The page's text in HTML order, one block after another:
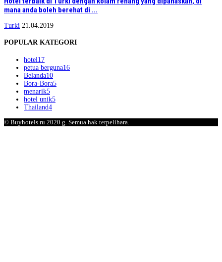
mana anda boleh berehat di ...
Turki 21.04.2019
POPULAR KATEGORI
hotel 17
petua berguna16
Belanda10
Bora-Bora5
menarik5
hotel unik5
Thailand4
© Buyhotels.ru 2020 g. Semua hak terpelihara.